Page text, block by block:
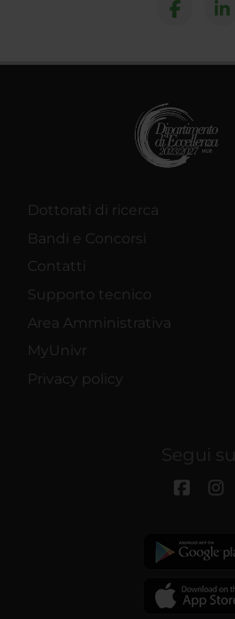
Dottorati di ricerca
Bandi e Concorsi
Contatti
Supporto tecnico
Area Amministrativa
MyUnivr
Privacy policy
Segui su